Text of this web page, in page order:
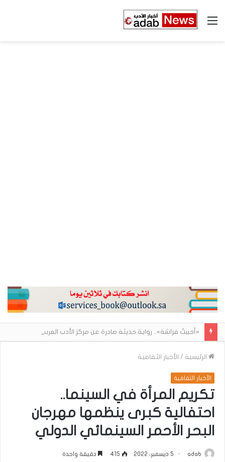
القائمة
الرئيسية / الأخبار الثقافية
الأخبار الثقافية
تكريم المرأة في السينما..
احتفالية كبرى ينظمها مهرجان
البحر الأحمر السينمائي الدولي
adab 5 ديسمبر، 2022 415 دقيقة واحدة